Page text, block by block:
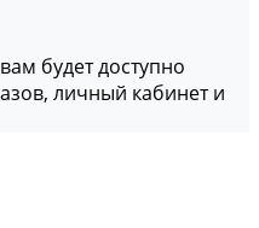
будет доступно
личный кабинет и